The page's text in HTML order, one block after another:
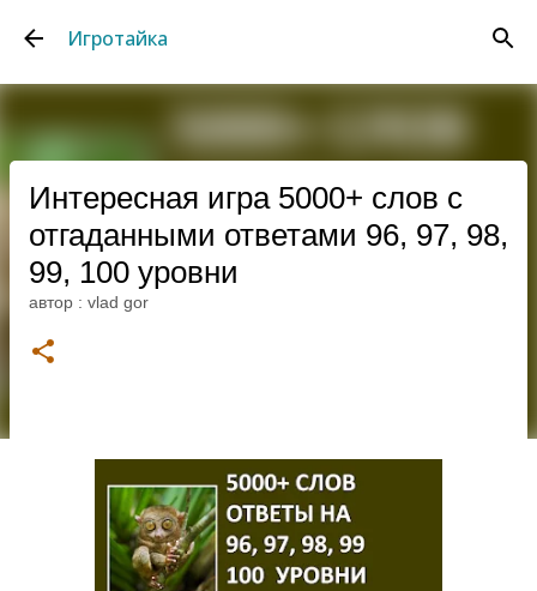
Игротайка
Интересная игра 5000+ слов с
отгаданными ответами 96, 97, 98,
99, 100 уровни
автор : vlad gor